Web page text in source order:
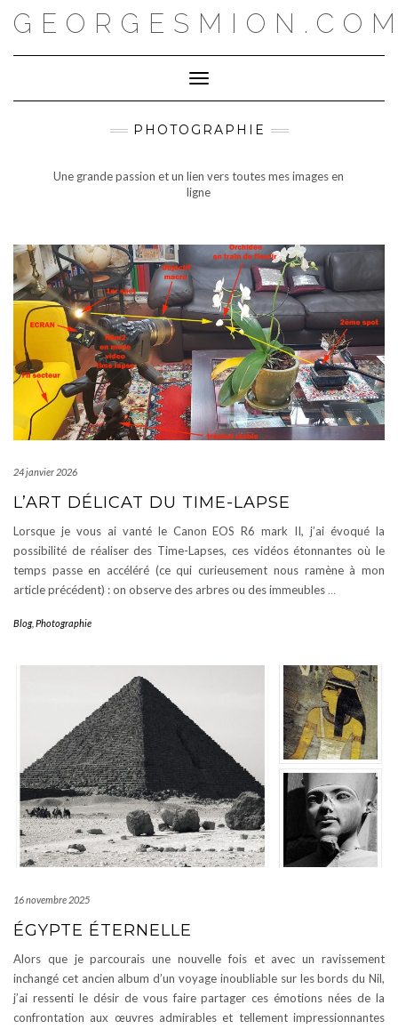
Toggle Navigation
PHOTOGRAPHIE
Une grande passion et un lien vers toutes mes images en
ligne
24 janvier 2026
L’ART DÉLICAT DU TIME-LAPSE
Lorsque je vous ai vanté le Canon EOS R6 mark II, j’ai évoqué la
possibilité de réaliser des Time-Lapses, ces vidéos étonnantes où le
temps passe en accéléré (ce qui curieusement nous ramène à mon
article précédent) : on observe des arbres ou des immeubles …
Blog, Photographie
16 novembre 2025
ÉGYPTE ÉTERNELLE
Alors que je parcourais une nouvelle fois et avec un ravissement
inchangé cet ancien album d’un voyage inoubliable sur les bords du Nil,
j’ai ressenti le désir de vous faire partager ces émotions nées de la
confrontation aux œuvres admirables et tellement impressionnantes